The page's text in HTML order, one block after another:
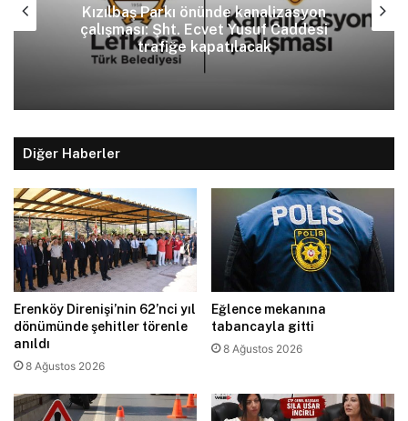
Kızılbaş Parkı önünde kanalizasyon
çalışması: Şht. Ecvet Yusuf Caddesi
trafiğe kapatılacak
Diğer Haberler
Erenköy Direnişi’nin 62’nci yıl
dönümünde şehitler törenle
anıldı
8 Ağustos 2026
Eğlence mekanına
tabancayla gitti
8 Ağustos 2026